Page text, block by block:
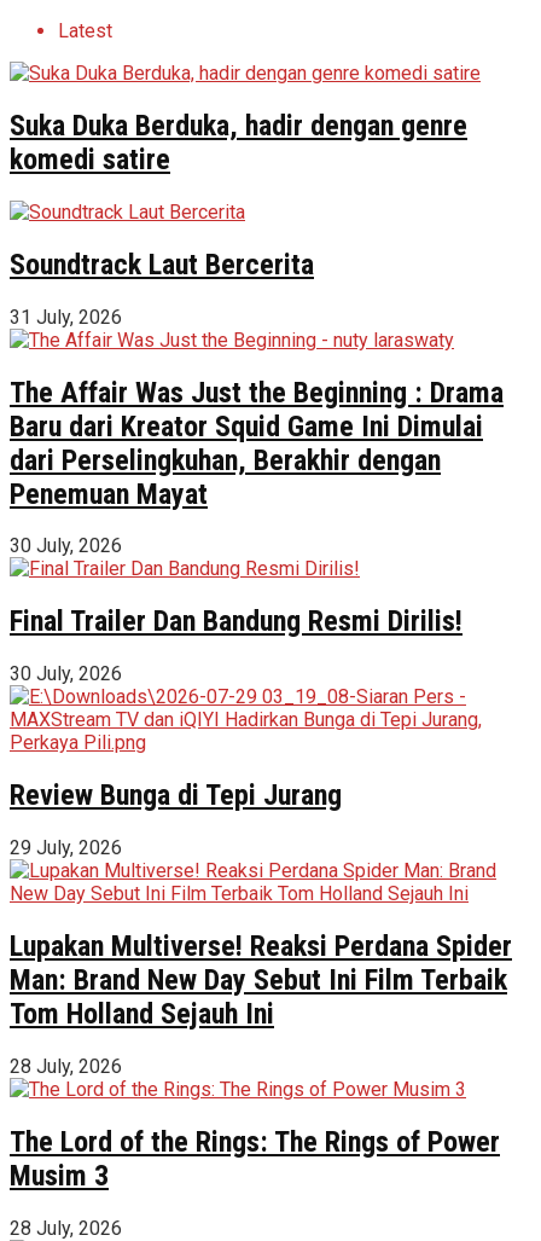
Latest
Suka Duka Berduka, hadir dengan genre
komedi satire
Soundtrack Laut Bercerita
31 July, 2026
The Affair Was Just the Beginning : Drama
Baru dari Kreator Squid Game Ini Dimulai
dari Perselingkuhan, Berakhir dengan
Penemuan Mayat
30 July, 2026
Final Trailer Dan Bandung Resmi Dirilis!
30 July, 2026
Review Bunga di Tepi Jurang
29 July, 2026
Lupakan Multiverse! Reaksi Perdana Spider
Man: Brand New Day Sebut Ini Film Terbaik
Tom Holland Sejauh Ini
28 July, 2026
The Lord of the Rings: The Rings of Power
Musim 3
28 July, 2026